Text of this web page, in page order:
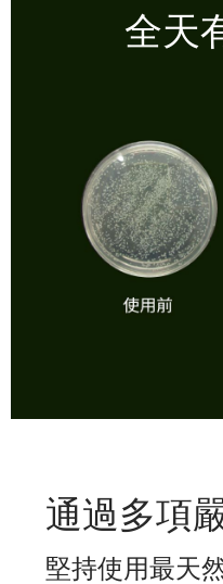
全天
通過多項
堅持使用最天